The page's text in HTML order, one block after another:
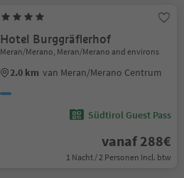
Hotel Burggräflerhof
Meran/Merano, Meran/Merano and environs
2.0 km van Meran/Merano Centrum
Südtirol Guest Pass
vanaf 288€
1 Nacht / 2 Personen Incl. btw